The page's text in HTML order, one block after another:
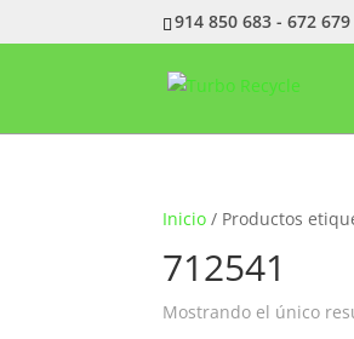
914 850 683 - 672
Inicio / Productos
712541
Mostrando el único